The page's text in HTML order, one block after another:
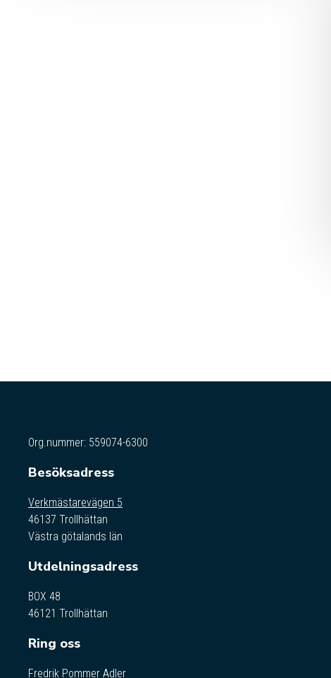
Org.nummer: 559074-6300
Besöksadress
Verkmästarevägen 5
46137 Trollhättan
Västra götalands län
Utdelningsadress
BOX 48
46121 Trollhättan
Ring oss
Fredrik Pommer Adler